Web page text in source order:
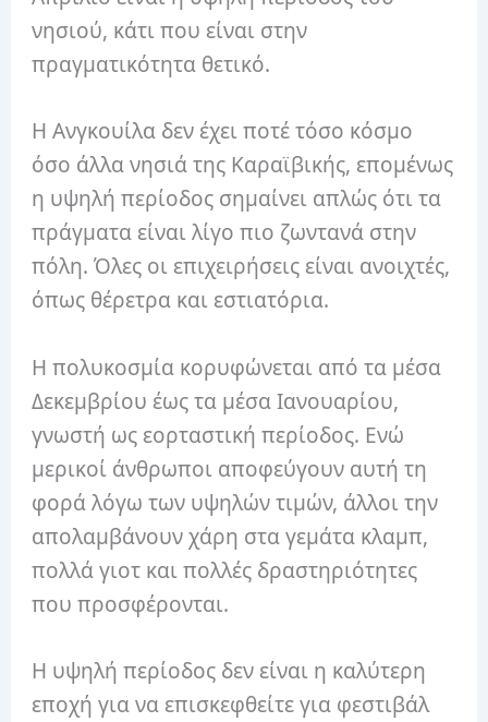
νησιού, κάτι που είναι στην
πραγματικότητα θετικό.
Η Ανγκουίλα δεν έχει ποτέ τόσο κόσμο
όσο άλλα νησιά της Καραϊβικής, επομένως
η υψηλή περίοδος σημαίνει απλώς ότι τα
πράγματα είναι λίγο πιο ζωντανά στην
πόλη. Όλες οι επιχειρήσεις είναι ανοιχτές,
όπως θέρετρα και εστιατόρια.
Η πολυκοσμία κορυφώνεται από τα μέσα
Δεκεμβρίου έως τα μέσα Ιανουαρίου,
γνωστή ως εορταστική περίοδος. Ενώ
μερικοί άνθρωποι αποφεύγουν αυτή τη
φορά λόγω των υψηλών τιμών, άλλοι την
απολαμβάνουν χάρη στα γεμάτα κλαμπ,
πολλά γιοτ και πολλές δραστηριότητες
που προσφέρονται.
Η υψηλή περίοδος δεν είναι η καλύτερη
εποχή για να επισκεφθείτε για φεστιβάλ